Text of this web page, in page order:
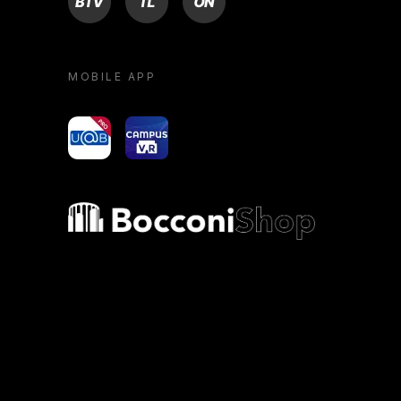
MOBILE APP
yoU@B Campus VR
Bocconi shop